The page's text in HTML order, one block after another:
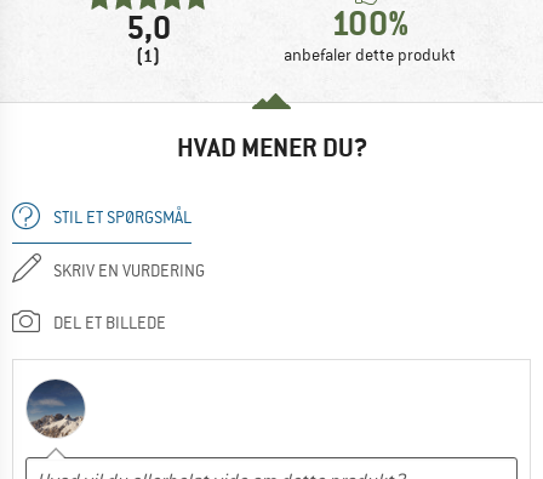
5,0
(1)
100%
anbefaler dette produkt
HVAD MENER DU?
STIL ET SPØRGSMÅL
SKRIV EN VURDERING
DEL ET BILLEDE